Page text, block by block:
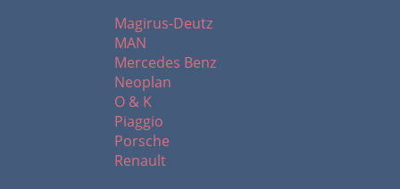
Magirus-Deutz
MAN
Mercedes Benz
Neoplan
O & K
Piaggio
Porsche
Renault